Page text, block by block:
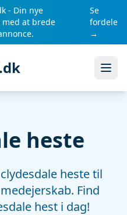
- Din nye
at brede
Se
fordele
→
Åbn
heste
heste til
Find
hest i dag!